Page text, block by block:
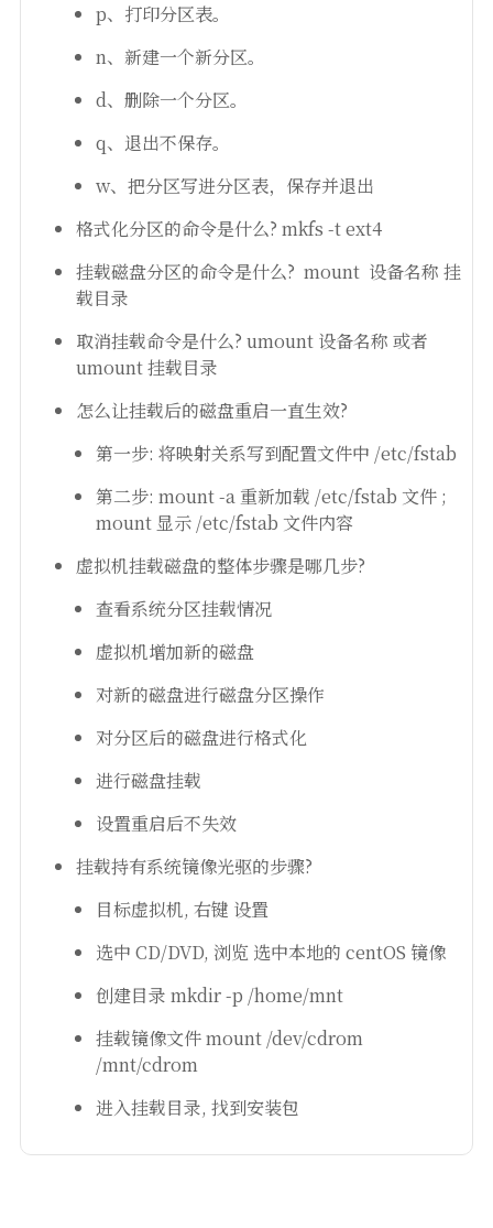
p、打印分区表。
n、新建一个新分区。
d、删除一个分区。
q、退出不保存。
w、把分区写进分区表，保存并退出
格式化分区的命令是什么? mkfs -t ext4
挂载磁盘分区的命令是什么? mount 设备名称 挂
载目录
取消挂载命令是什么? umount 设备名称 或者
umount 挂载目录
怎么让挂载后的磁盘重启一直生效?
第一步: 将映射关系写到配置文件中 /etc/fstab
第二步: mount -a 重新加载 /etc/fstab 文件 ;
mount 显示 /etc/fstab 文件内容
虚拟机挂载磁盘的整体步骤是哪几步?
查看系统分区挂载情况
虚拟机增加新的磁盘
对新的磁盘进行磁盘分区操作
对分区后的磁盘进行格式化
进行磁盘挂载
设置重启后不失效
挂载持有系统镜像光驱的步骤?
目标虚拟机, 右键 设置
选中 CD/DVD, 浏览 选中本地的 centOS 镜像
创建目录 mkdir -p /home/mnt
挂载镜像文件 mount /dev/cdrom
/mnt/cdrom
进入挂载目录, 找到安装包